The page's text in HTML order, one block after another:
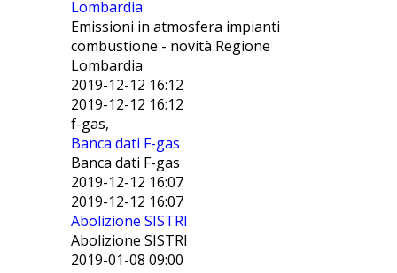
Lombardia
Emissioni in atmosfera impianti
combustione - novità Regione
Lombardia
2019-12-12 16:12
2019-12-12 16:12
f-gas,
Banca dati F-gas
Banca dati F-gas
2019-12-12 16:07
2019-12-12 16:07
Abolizione SISTRI
Abolizione SISTRI
2019-01-08 09:00